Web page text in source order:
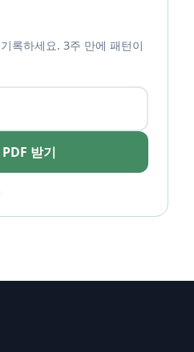
록하세요. 3주 만에 패턴이
받기